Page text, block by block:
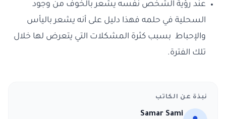
عند رؤية الشخص نفسه يشعر بالخوف من وجود
السحلية في حلمه فهذا دليل على أنه يشعر باليأس
والإحباط بسبب كثرة المشكلات التي يتعرض لها خلال
تلك الفترة.
نبذة عن الكاتب
Samar Sami